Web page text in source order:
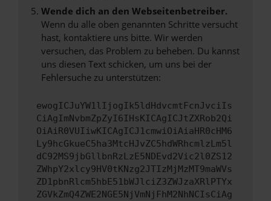
Wende dich an den Webseitenbetreiber.
Wenn du alle oben genannten Schritte versucht
hast, kontaktiere uns bitte. Wir werden
versuchen, das Problem zu beheben. Du kannst
uns diesen Text schicken, um uns bei der
Fehlersuche zu unterstützen:
ewogICJuYW1lIjogIk5ldHdvcmtFcnJvciIs
CiAgImNvbmZpZyI6IHsKICAgICJtZXRob2Qi
OiAiR0VUIiwKICAgICJ1cmwiOiAiaHR0cHM6
Ly9hcGkueC5ha3MtcHJvZC5hdWRhcmlzLm5l
dC92MS9jbGllbnRzLzE5NDEvd2Vic2l0ZS12
ZWhpY2xlcy9HV0tKNzg2JTIzMjMzMT9maWVs
ZD1pbnRlcm5hbE51bWJlciZ3ZWJzaXRlPTYx
ZGVkZmQ4ZWE2NGE5NjVmNjFhM2NhNCIsCiAg